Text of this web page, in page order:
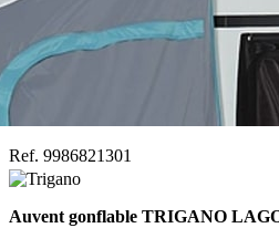
Ref. 9986821301
Auvent gonflable TRIGANO